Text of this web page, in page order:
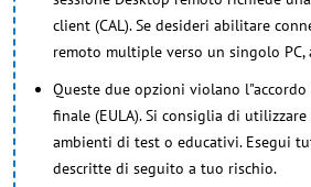
client (CAL). Se desideri abilitare
remoto multiple verso un singolo PC,
Queste due opzioni violano
finale (EULA). Si consiglia di
ambienti di test o educativi. Esegui
descritte di seguito a tuo rischio.